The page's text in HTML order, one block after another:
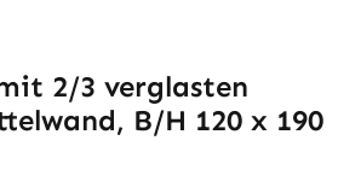
2/3 verglasten
B/H 120 x 190